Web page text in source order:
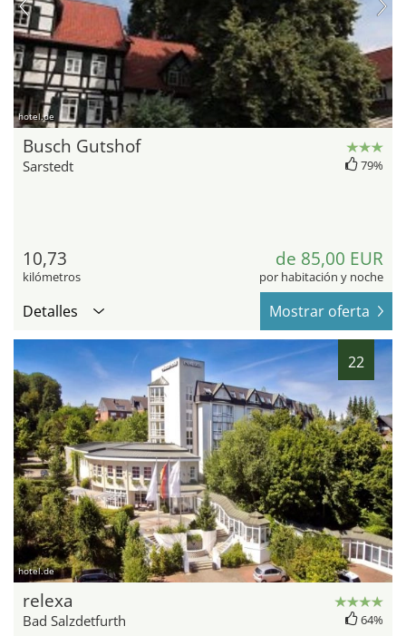
hotel.de
Busch Gutshof
Sarstedt 79%
10,73
kilómetros
de 85,00 EUR
por habitación y noche
Detalles Mostrar oferta
22
hotel.de
relexa
Bad Salzdetfurth 64%